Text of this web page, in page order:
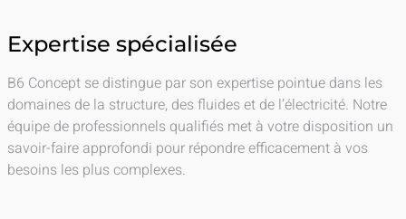
Expertise spécialisée
B6 Concept se distingue par son expertise pointue dans les
domaines de la structure, des fluides et de l’électricité. Notre
équipe de professionnels qualifiés met à votre disposition un
savoir-faire approfondi pour répondre efficacement à vos
besoins les plus complexes.